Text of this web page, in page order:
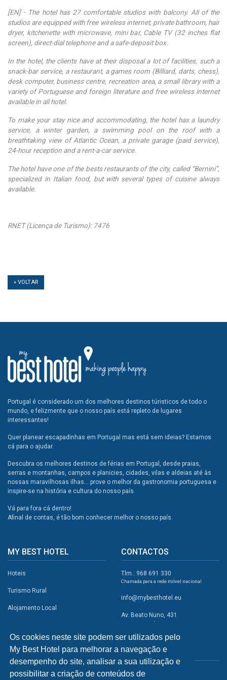
Os cookies neste site podem ser utilizados pelo
My Best Hotel para melhorar a navegação e
desempenho do site, analisar a sua utilização e
possibilitar a criação de conteúdos de
[EN] - The hotel has 27 comfortable studios with balcony. All of the
studios are equipped with free wireless internet, private bathroom, hair
dryer, kitchenette with microwave, mini bar, Cable TV (32 inches flat
screen), direct-dial telephone and a safe-deposit box.
In the hotel, the clients have at their disposal a lot of facilities, such a
snack-bar service, a restaurant, a games room (Billiard, darts, chess),
desk computer, business centre, recreation area, a small library with a
variety of Portuguese and foreign literature and free wireless internet
available in all hotel.
To make your stay nice and accommodating, the hotel has a laundry
service, a winter garden, a swimming pool on the roof with a
breathtaking view of Atlantic Ocean, a private garage (paid service),
24-hour reception and a rent-a-car service.
The hotel have one of the bests restaurants of the city, called “Bernini”,
specialized in Italian food, but with several types of cuisine always
available.
RNET (Licença de Turismo): 7476
« VOLTAR
Portugal é considerado um dos melhores destinos túristicos de todo o
mundo, e felizmente que o nosso país está repleto de lugares
interessantes!
Quer planear escapadinhas em Portugal mas está sem ideias? Estamos
cá para o ajudar.
Descubra os melhores destinos de férias em Portugal, desde praias,
serras e montanhas, campos e planicies, cidades, vilas e aldeias até às
nossas maravilhosas ilhas... prove o melhor da gastronomia portuguesa e
inspire-se na história e cultura do nosso país.
Vá para fora cá dentro!
Afinal de contas, é tão bom conhecer melhor o nosso país.
MY BEST HOTEL
Hoteis
Turismo Rural
Alojamento Local
Atividades
Restaurantes
CONTACTOS
Tlm.: 968 691 330
Chamada para a rede móvel nacional
info@mybesthotel.eu
Av. Beato Nuno, 431
REDES SOCIAIS